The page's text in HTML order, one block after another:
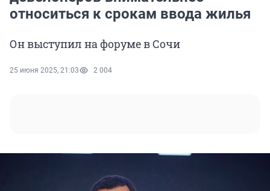
относиться к срокам ввода жилья
Он выступил на форуме в Сочи
25 июня 2025, 21:03 2 004